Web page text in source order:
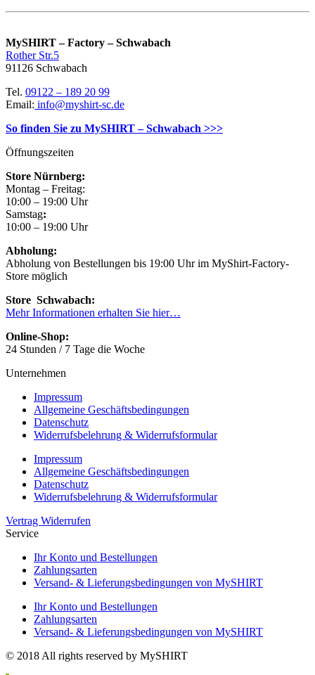
MySHIRT – Factory – Schwabach
Rother Str.5
91126 Schwabach
Tel. 09122 – 189 20 99
Email: info@myshirt-sc.de
So finden Sie zu MySHIRT – Schwabach >>>
Öffnungszeiten
Store Nürnberg:
Montag – Freitag:
10:00 – 19:00 Uhr
Samstag:
10:00 – 19:00 Uhr
Abholung:
Abholung von Bestellungen bis 19:00 Uhr im MyShirt-Factory-
Store möglich
Store Schwabach:
Mehr Informationen erhalten Sie hier…
Online-Shop:
24 Stunden / 7 Tage die Woche
Unternehmen
Impressum
Allgemeine Geschäftsbedingungen
Datenschutz
Widerrufsbelehrung & Widerrufsformular
Impressum
Allgemeine Geschäftsbedingungen
Datenschutz
Widerrufsbelehrung & Widerrufsformular
Vertrag Widerrufen
Service
Ihr Konto und Bestellungen
Zahlungsarten
Versand- & Lieferungsbedingungen von MySHIRT
Ihr Konto und Bestellungen
Zahlungsarten
Versand- & Lieferungsbedingungen von MySHIRT
© 2018 All rights reserved by MySHIRT